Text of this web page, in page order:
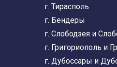
г. Тирасполь
г. Бендеры
г. Слободзея и
г. Григориополь и
г. Дубоссары и